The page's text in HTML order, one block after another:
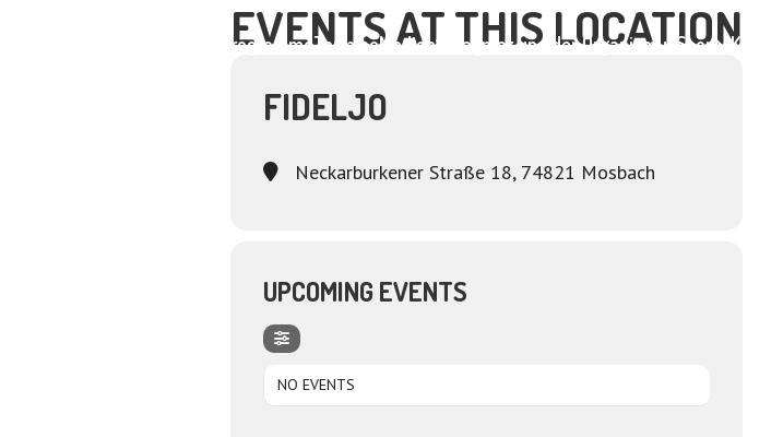
ProgrammeTermineMedien Dagmar und der Organismus Shop Kontakt
EVENTS AT THIS LOCATION
FIDELJO
Neckarburkener Straße 18, 74821 Mosbach
UPCOMING EVENTS
NO EVENTS